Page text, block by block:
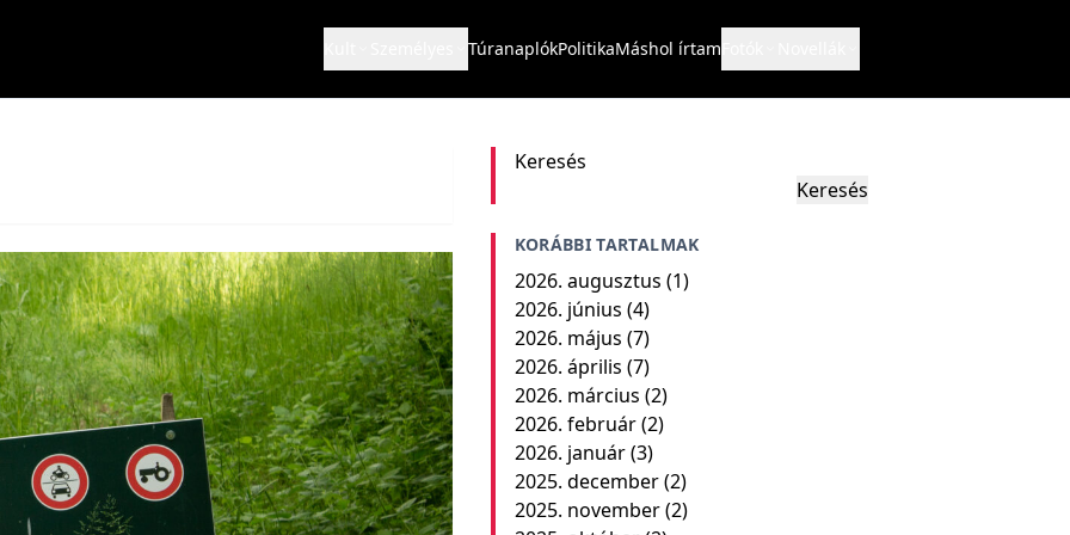
TúranaplókPolitikaMáshol írtam
Keresés
Keresés
KORÁBBI TARTALMAK
2026. augusztus (1)
2026. június (4)
2026. május (7)
2026. április (7)
2026. március (2)
2026. február(2)
2026. január(3)
2025. december(2)
2025. november(2)